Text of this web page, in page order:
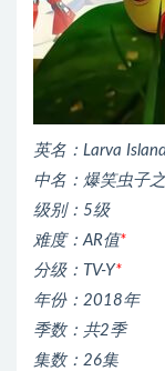
英名：Larva
中名：爆笑虫子
级别：5级
难度：AR值*
分级：TV-Y*
年份：2018年
季数：共2季
集数：26集